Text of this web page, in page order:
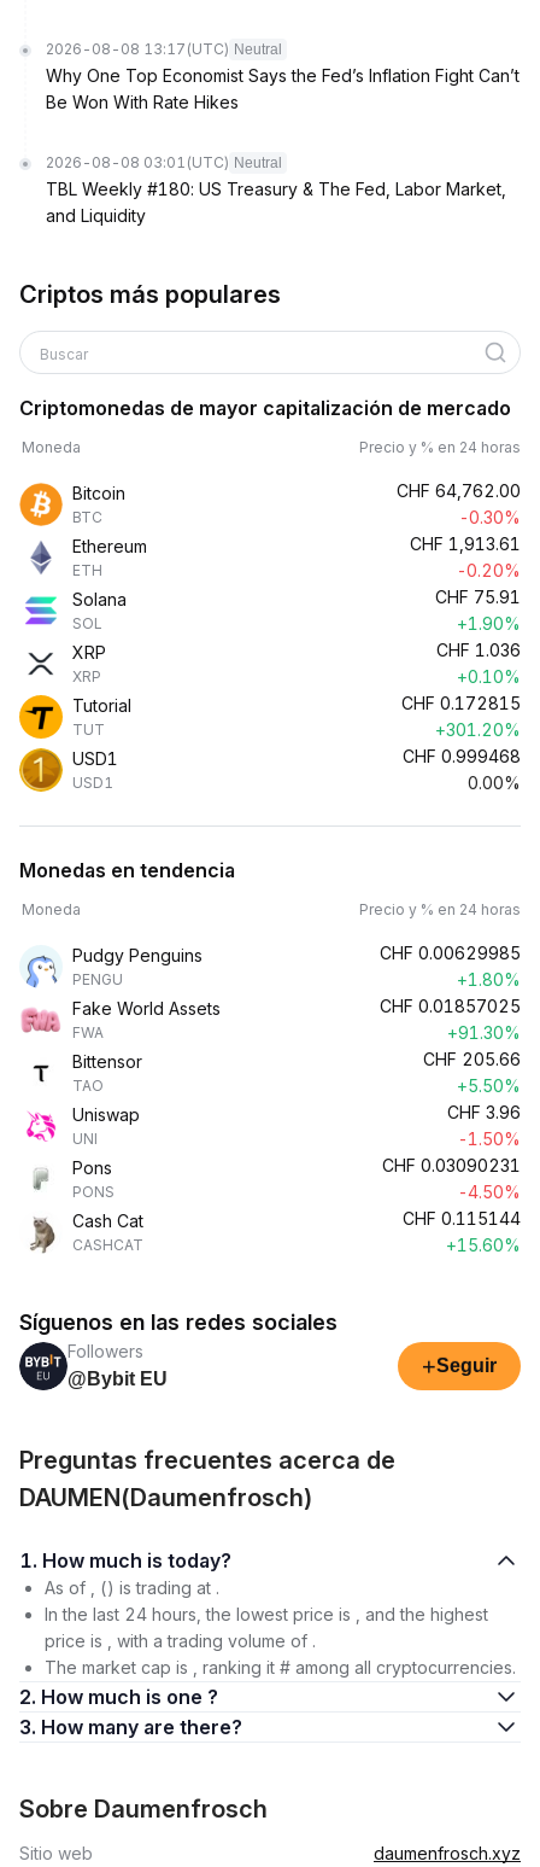
2026-08-08 13:17 (UTC) Neutral
Why One Top Economist Says the Fed’s Inflation Fight Can’t
Be Won With Rate Hikes
2026-08-08 03:01 (UTC) Neutral
TBL Weekly #180: US Treasury & The Fed, Labor Market,
and Liquidity
Criptos más populares
Buscar
Criptomonedas de mayor capitalización de mercado
Moneda Precio y % en 24 horas
Bitcoin
BTC
CHF 64,762.00
-0.30%
Ethereum
ETH
CHF 1,913.61
-0.20%
Solana
SOL
CHF 75.91
+1.90%
XRP
XRP
CHF 1.036
+0.10%
Tutorial
TUT
CHF 0.172815
+301.20%
USD1
USD1
CHF 0.999468
0.00%
Monedas en tendencia
Moneda Precio y % en 24 horas
Pudgy Penguins
PENGU
CHF 0.00629985
+1.80%
Fake World Assets
FWA
CHF 0.01857025
+91.30%
Bittensor
TAO
CHF 205.66
+5.50%
Uniswap
UNI
CHF 3.96
-1.50%
Pons
PONS
CHF 0.03090231
-4.50%
Cash Cat
CASHCAT
CHF 0.115144
+15.60%
Síguenos en las redes sociales
Followers
@Bybit EU
+Seguir
Preguntas frecuentes acerca de
DAUMEN(Daumenfrosch)
1. How much is today?
As of , () is trading at .
In the last 24 hours, the lowest price is , and the highest
price is , with a trading volume of .
The market cap is , ranking it # among all cryptocurrencies.
2. How much is one ?
3. How many are there?
Sobre Daumenfrosch
Sitio web
daumenfrosch.xyz